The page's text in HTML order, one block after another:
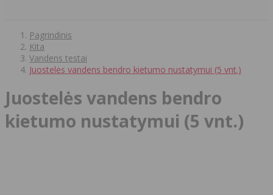
Pagrindinis
Kita
Vandens testai
Juostelės vandens bendro kietumo nustatymui (5 vnt.)
Juostelės vandens bendro
kietumo nustatymui (5 vnt.)